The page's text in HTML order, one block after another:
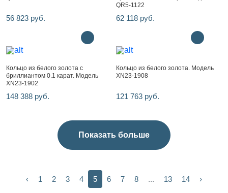
56 823 руб.
QR5-1122
62 118 руб.
Кольцо из белого золота с
бриллиантом 0.1 карат. Модель
XN23-1902
148 388 руб.
Кольцо из белого золота. Модель
XN23-1908
121 763 руб.
Показать больше
‹ 1 2 3 4 5 6 7 8 ... 13 14 ›